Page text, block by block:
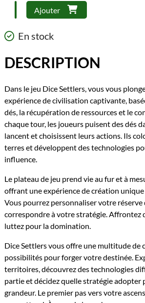
89.99$.
quantité
de
Dice
Settlers
Ajouter
En stock
DESCRIPTION
Dans le jeu Dice Settlers, vous vous
expérience de civilisation captivante,
dés, la récupération de ressources et le
chaque tour, les joueurs puisent des dés
lancent et choisissent leurs actions. Ils
terres et développent des technologies
influence.
Le plateau de jeu prend vie au fur et à
offrant une expérience de création
Vous pourrez personnaliser votre réserve
correspondre à votre stratégie. Affrontez
luttez pour la domination.
Dice Settlers vous offre une multitude de
possibilités pour forger votre destinée.
territoires, découvrez des technologies
partie et décidez quelle stratégie adopter
grandeur. Le premier pas vers votre